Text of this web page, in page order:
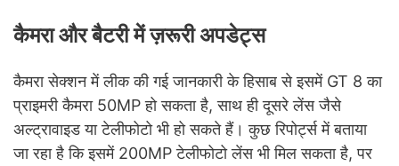
कैमरा और बैटरी में ज़रूरी अपडेट्स
कैमरा सेक्शन में लीक की गई जानकारी के हिसाब से इसमें GT 8 का
प्राइमरी कैमरा 50MP हो सकता है, साथ ही दूसरे लेंस जैसे
अल्ट्रावाइड या टेलीफोटो भी हो सकते हैं। कुछ रिपोर्ट्स में बताया
जा रहा है कि इसमें 200MP टेलीफोटो लेंस भी मिल सकता है, पर